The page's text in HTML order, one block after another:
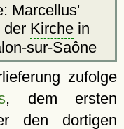
Marcellus'
der Kirche in
sur-Saône
zufolge
, dem ersten
den dortigen